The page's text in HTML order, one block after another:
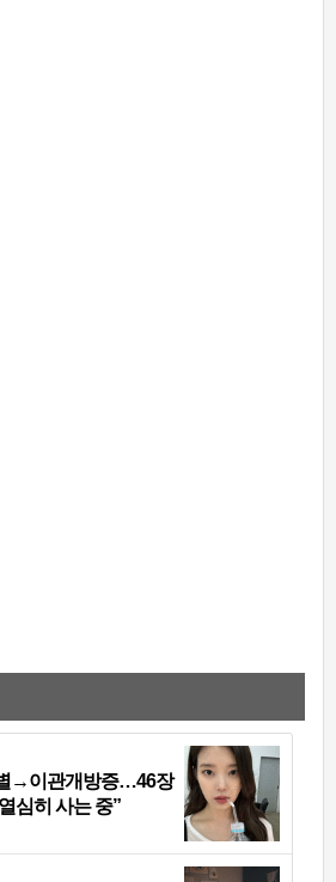
→이관개방증…46장
심히 사는 중”